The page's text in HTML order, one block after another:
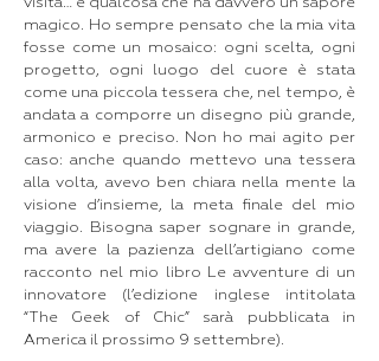
magico. Ho sempre pensato che la mia vita
fosse come un mosaico: ogni scelta, ogni
progetto, ogni luogo del cuore è stata
come una piccola tessera che, nel tempo, è
andata a comporre un disegno più grande,
armonico e preciso. Non ho mai agito per
caso: anche quando mettevo una tessera
alla volta, avevo ben chiara nella mente la
visione d’insieme, la meta finale del mio
viaggio. Bisogna saper sognare in grande,
ma avere la pazienza dell’artigiano come
racconto nel mio libro Le avventure di un
innovatore (l’edizione inglese intitolata
“The Geek of Chic” sarà pubblicata in
America il prossimo 9 settembre).